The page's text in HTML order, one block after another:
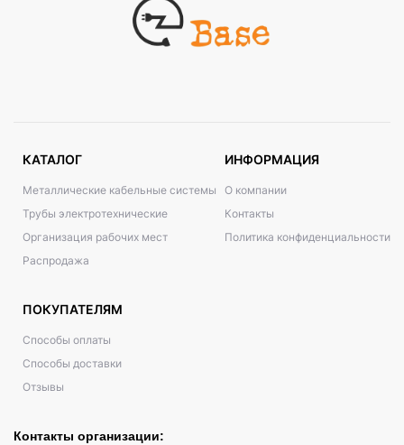
КАТАЛОГ
Металлические кабельные системы
Трубы электротехнические
Организация рабочих мест
Распродажа
ИНФОРМАЦИЯ
О компании
Контакты
Политика конфиденциальности
ПОКУПАТЕЛЯМ
Способы оплаты
Способы доставки
Отзывы
Контакты организации: